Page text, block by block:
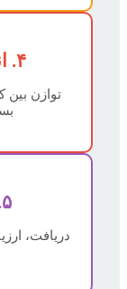
۴. انتخاب هوشمندانه
توازن بین
۵. فرایند ویرایش
دریافت،